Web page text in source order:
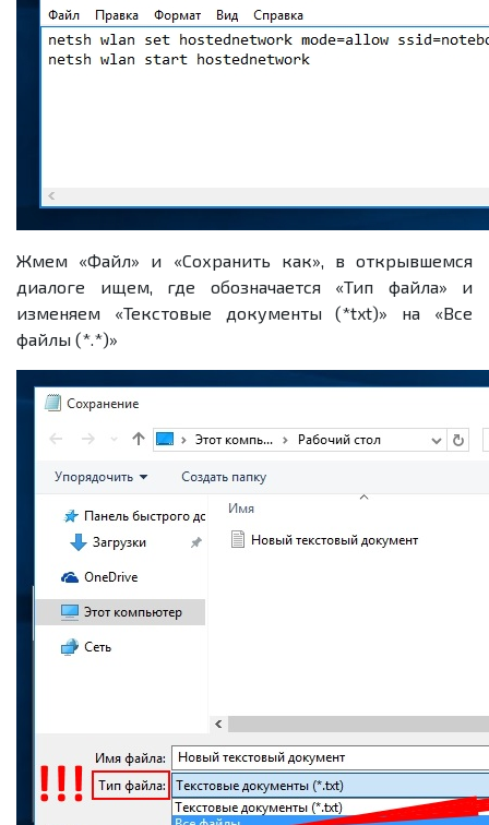
Жмем «Файл» и «Сохранить как», в открывшемся
диалоге ищем, где обозначается «Тип файла» и
изменяем «Текстовые документы (*txt)» на «Все
файлы (*.*)»